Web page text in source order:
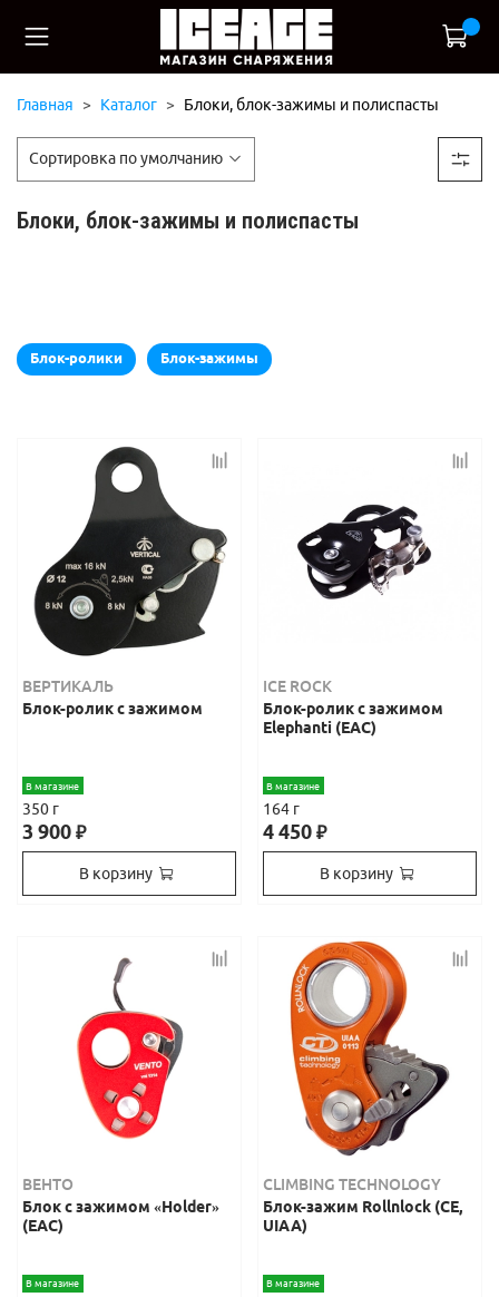
Главная Каталог Блоки, блок-зажимы и полиспасты
Блоки, блок-зажимы и полиспасты
Блок-ролики Блок-зажимы
ВЕРТИКАЛЬ
Блок-ролик с зажимом
В магазине
350 г
3 900₽
В корзину
ICE ROCK
Блок-ролик с зажимом
Elephanti (ЕАС)
В магазине
164 г
4 450₽
В корзину
ВЕНТО
Блок с зажимом «Holder»
(ЕАС)
В магазине
CLIMBING TECHNOLOGY
Блок-зажим Rollnlock (CE,
UIAA)
В магазине